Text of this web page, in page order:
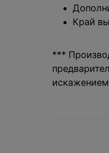
Край
***